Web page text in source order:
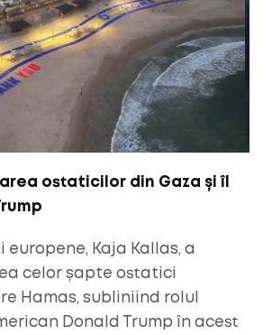
ostaticilor din Gaza și îl
Kaja Kallas, a
celor șapte ostatici
Hamas, subliniind rolul
Donald Trump în acest